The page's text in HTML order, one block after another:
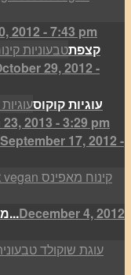
2012 - 7:43 pm
קצפת
29, 2012 -
עוגיות קוקוס
2013 - 3:29 pm
September 17, 2012 -
מאפינס שוקולד עם אוכמניות, קרם...December 4, 2012